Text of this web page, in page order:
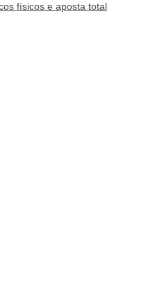
físicos e aposta total